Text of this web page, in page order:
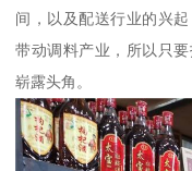
间，以及配送行业的兴
带动调料产业，所以只
崭露头角。